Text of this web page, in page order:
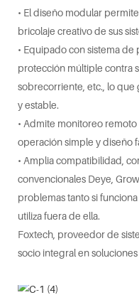
• El diseño modular
bricolaje creativo de sus
• Equipado con sistema
protección múltiple contra
sobrecorriente, etc., lo que
y estable.
• Admite monitoreo
operación simple y diseño
• Amplia compatibilidad,
convencionales Deye,
problemas tanto si
utiliza fuera de ella.
Foxtech, proveedor de
socio integral en